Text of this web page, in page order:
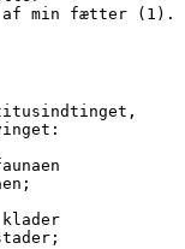
af min fætter (1).